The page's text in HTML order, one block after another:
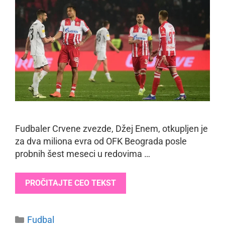
Fudbaler Crvene zvezde, Džej Enem, otkupljen je
za dva miliona evra od OFK Beograda posle
probnih šest meseci u redovima …
PROČITAJTE CEO TEKST
Categories
Fudbal